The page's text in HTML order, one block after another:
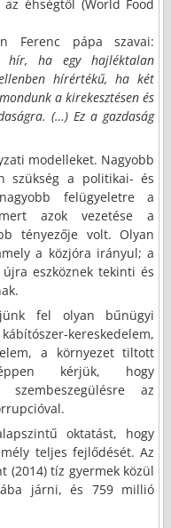
éhségtől (World Food
Ferenc pápa szavai:
hír, ha egy hajléktalan
hírértékű, ha két
a kirekesztésen és
(…) Ez a gazdaság
modelleket. Nagyobb
szükség a politikai- és
felügyeletre a
azok vezetése a
tényezője volt. Olyan
a közjóra irányul; a
eszköznek tekinti és
fel olyan bűnügyi
kereskedelem,
a környezet tiltott
kérjük, hogy
az
oktatást, hogy
teljes fejlődését. Az
(2014) tíz gyermek közül
járni, és 759 millió